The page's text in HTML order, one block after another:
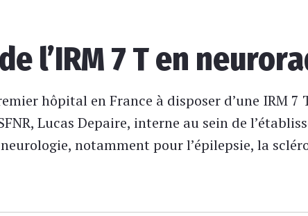
l’IRM 7 T en
hôpital en France à disposer d’une IRM
Lucas Depaire, interne au sein de
notamment pour l’épilepsie, la